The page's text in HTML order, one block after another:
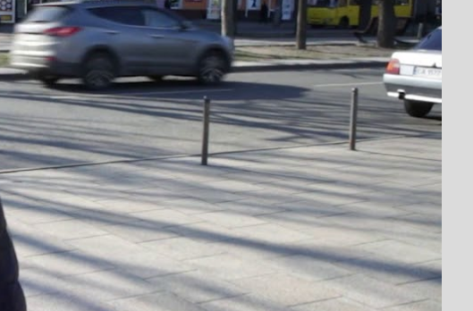
Випускний-2020 відбудеться 27 червня